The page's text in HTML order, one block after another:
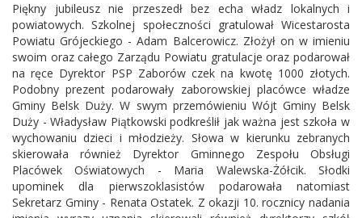
Piękny jubileusz nie przeszedł bez echa władz lokalnych i
powiatowych. Szkolnej społeczności gratulował Wicestarosta
Powiatu Grójeckiego - Adam Balcerowicz. Złożył on w imieniu
swoim oraz całego Zarządu Powiatu gratulacje oraz podarował
na ręce Dyrektor PSP Zaborów czek na kwotę 1000 złotych.
Podobny prezent podarowały zaborowskiej placówce władze
Gminy Belsk Duży. W swym przemówieniu Wójt Gminy Belsk
Duży - Władysław Piątkowski podkreślił jak ważna jest szkoła w
wychowaniu dzieci i młodzieży. Słowa w kierunku zebranych
skierowała również Dyrektor Gminnego Zespołu Obsługi
Placówek Oświatowych - Maria Walewska-Żółcik. Słodki
upominek dla pierwszoklasistów podarowała natomiast
Sekretarz Gminy - Renata Ostatek. Z okazji 10. rocznicy nadania